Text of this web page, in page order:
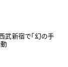
武新宿で「幻の手